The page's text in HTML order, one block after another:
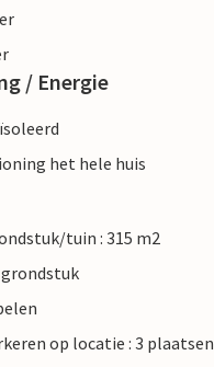
/ Energie
het hele huis
tuin : 315 m2
op locatie : 3 plaatsen